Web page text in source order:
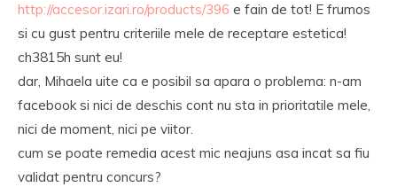
http://accesor.izari.ro/products/396 e fain de tot! E frumos
si cu gust pentru criteriile mele de receptare estetica!
ch3815h sunt eu!
dar, Mihaela uite ca e posibil sa apara o problema: n-am
facebook si nici de deschis cont nu sta in prioritatile mele,
nici de moment, nici pe viitor.
cum se poate remedia acest mic neajuns asa incat sa fiu
validat pentru concurs?